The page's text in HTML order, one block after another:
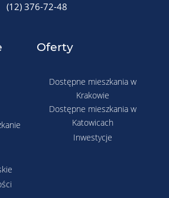
(12) 376-72-48
Oferty
Dostępne mieszkania w
Krakowie
Dostępne mieszkania w
Katowicach
Inwestycje